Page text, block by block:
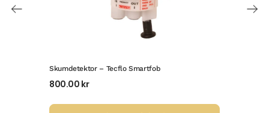
Skumdetektor – Tecflo Smartfob
800.00 kr